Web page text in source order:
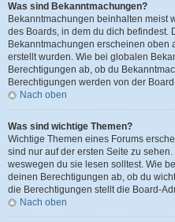
Was sind Bekanntmachungen?
Bekanntmachungen beinhalten meist
des Boards, in dem du dich befindest.
Bekanntmachungen erscheinen oben
erstellt wurden. Wie bei globalen
Berechtigungen ab, ob du
Berechtigungen werden von der
Nach oben
Was sind wichtige Themen?
Wichtige Themen eines Forums
sind nur auf der ersten Seite zu
weswegen du sie lesen solltest. Wie
deinen Berechtigungen ab, ob du
die Berechtigungen stellt die Board-
Nach oben